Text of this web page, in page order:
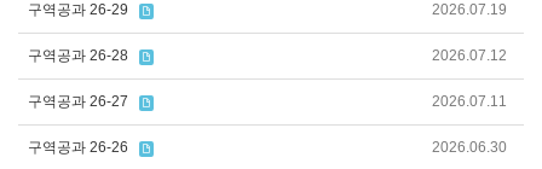
구역공과 26-29 2026.07.19
구역공과 26-28 2026.07.12
구역공과 26-27 2026.07.11
구역공과 26-26 2026.06.30